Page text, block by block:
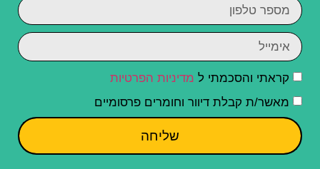
קראתי והסכמתי ל מדיניות הפרטיות
מאשר/ת קבלת דיוור וחומרים פרסומיים
שליחה